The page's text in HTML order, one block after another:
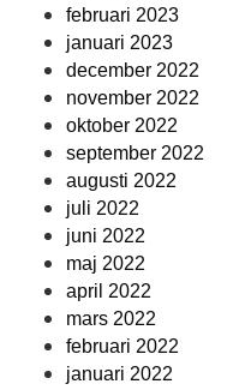
februari 2023
januari 2023
december 2022
november 2022
oktober 2022
september 2022
augusti 2022
juli 2022
juni 2022
maj 2022
april 2022
mars 2022
februari 2022
januari 2022